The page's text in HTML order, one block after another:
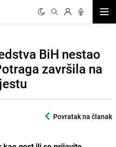
BiH nestao
završila na
Povratak na članak